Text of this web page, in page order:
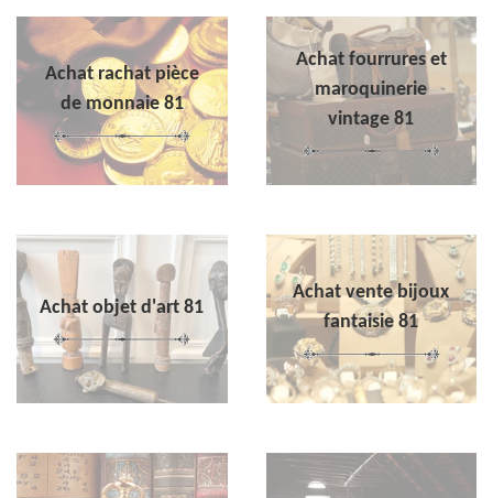
Achat rachat pièce
de monnaie 81
Achat fourrures et
maroquinerie
vintage 81
Achat objet d'art 81
Achat vente bijoux
fantaisie 81